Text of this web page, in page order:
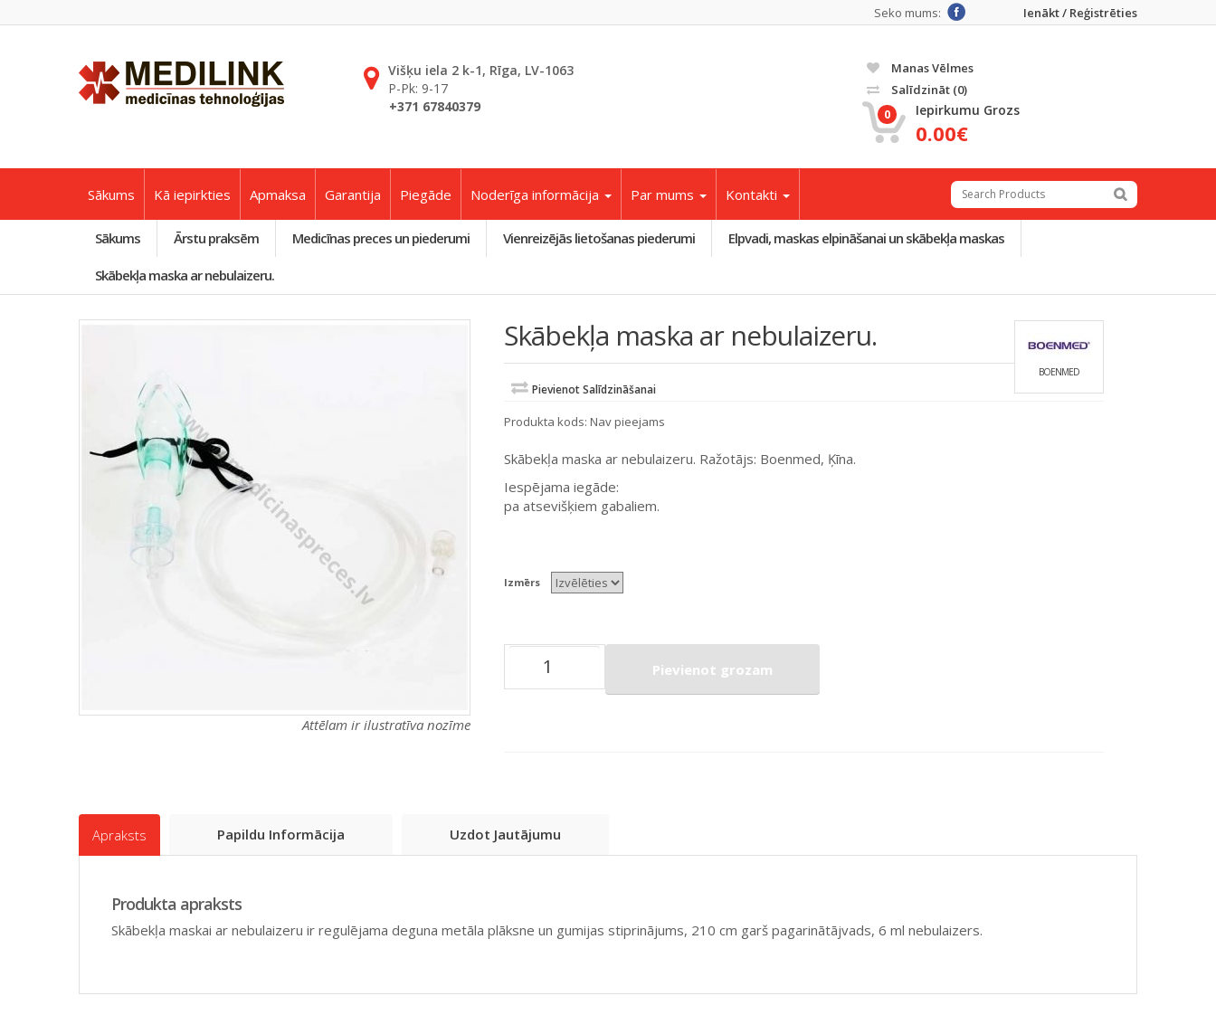
Ienākt / Reģistrēties
Seko mums:
Višķu iela 2 k-1, Rīga, LV-1063
P-Pk: 9-17
+371 67840379
Manas Vēlmes
Salīdzināt (0)
0 Iepirkumu Grozs
0.00€
Sākums Kā iepirkties Apmaksa Garantija Piegāde Noderīga informācija Par mums Kontakti
Sākums Ārstu praksēm Medicīnas preces un piederumi Vienreizējās lietošanas piederumi Elpvadi, maskas elpināšanai un skābekļa maskas
Skābekļa maska ar nebulaizeru.
Attēlam ir ilustratīva nozīme
Skābekļa maska ar nebulaizeru.
BOENMED
Pievienot Salīdzināšanai
Produkta kods: Nav pieejams
Skābekļa maska ar nebulaizeru. Ražotājs: Boenmed, Ķīna.
Iespējama iegāde:
pa atsevišķiem gabaliem.
Izmērs
Pievienot grozam
Apraksts Papildu Informācija Uzdot Jautājumu
Produkta apraksts
Skābekļa maskai ar nebulaizeru ir regulējama deguna metāla plāksne un gumijas stiprinājums, 210 cm garš pagarinātājvads, 6 ml nebulaizers.